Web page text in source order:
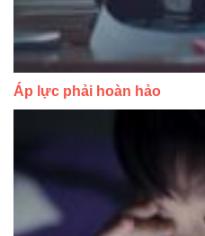
Áp lực phải hoàn hảo